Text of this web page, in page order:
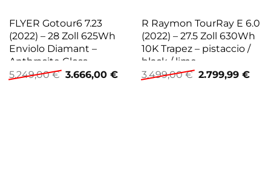
FLYER Gotour6 7.23
(2022) – 28 Zoll 625Wh
Enviolo Diamant –
Anthracite Gloss
5.249,00€ Ursprünglicher
3.666,00 €Aktueller
R Raymon TourRay E 6.0
(2022) – 27.5 Zoll 630Wh
10K Trapez – pistaccio /
black / lime
3.499,00€ Ursprünglicher
2.799,99 €